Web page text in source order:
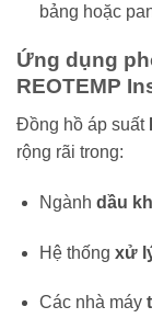
bảng hoặc
Ứng dụng
REOTEMP
Đồng hồ áp suất
rộng rãi trong:
Ngành dầu
Hệ thống xử
Các nhà máy